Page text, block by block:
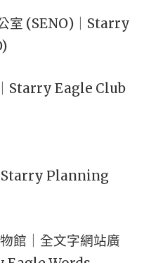
室 (SENO)｜Starry
Starry Eagle Club
Starry Planning
館｜全文字網站廣